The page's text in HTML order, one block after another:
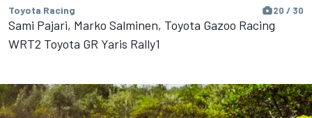
Toyota Racing 20 / 30
Sami Pajari, Marko Salminen, Toyota Gazoo Racing
WRT2 Toyota GR Yaris Rally1